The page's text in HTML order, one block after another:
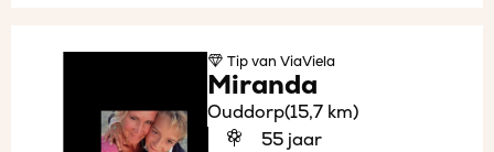
Tipvan ViaViela
Miranda
Ouddorp(15,7 km)
55 jaar